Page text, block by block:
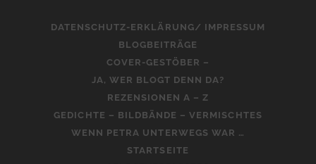
DATENSCHUTZ-ERKLÄRUNG/ IMPRESSUM
BLOGBEITRÄGE
COVER-GESTÖBER –
JA, WER BLOGT DENN DA?
REZENSIONEN A – Z
GEDICHTE – BILDBÄNDE – VERMISCHTES
WENN PETRA UNTERWEGS WAR …
STARTSEITE